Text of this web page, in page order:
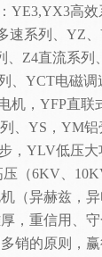
YE3,YX3高效
速系列、YZ
、Z4直流系列
、YCT电磁
机，YFP直联
、YS，YM铝
，YLV低压大
（6KV、
（异赫兹，异
重信用、守
销的原则，赢